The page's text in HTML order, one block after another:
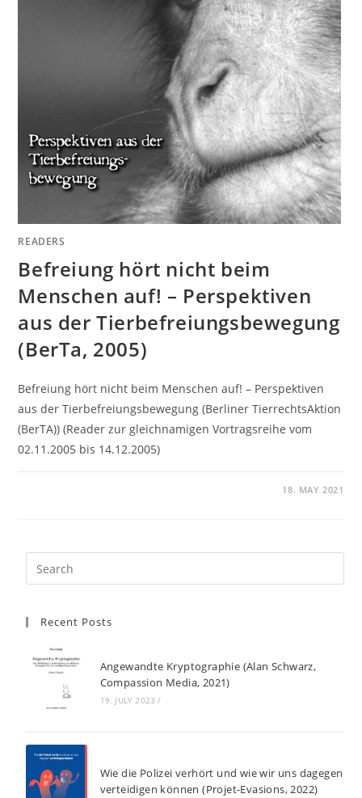
READERS
Befreiung hört nicht beim
Menschen auf! – Perspektiven
aus der Tierbefreiungsbewegung
(BerTa, 2005)
Befreiung hört nicht beim Menschen auf! – Perspektiven
aus der Tierbefreiungsbewegung (Berliner TierrechtsAktion
(BerTA)) (Reader zur gleichnamigen Vortragsreihe vom
02.11.2005 bis 14.12.2005)
18. MAY 2021
Recent Posts
Angewandte Kryptographie (Alan Schwarz,
Compassion Media, 2021)
19. JULY 2023 /
Wie die Polizei verhört und wie wir uns dagegen
verteidigen können (Projet-Evasions, 2022)